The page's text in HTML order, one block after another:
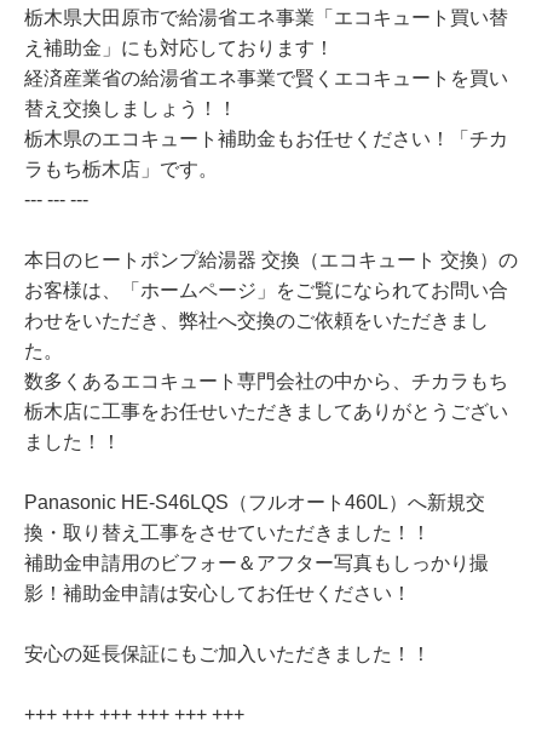
栃木県大田原市で給湯省エネ事業「エコキュート買い替
え補助金」にも対応しております！
経済産業省の給湯省エネ事業で賢くエコキュートを買い
替え交換しましょう！！
栃木県のエコキュート補助金もお任せください！「チカ
ラもち栃木店」です。
--- --- ---
本日のヒートポンプ給湯器 交換（エコキュート 交換）の
お客様は、「ホームページ」をご覧になられてお問い合
わせをいただき、弊社へ交換のご依頼をいただきまし
た。
数多くあるエコキュート専門会社の中から、チカラもち
栃木店に工事をお任せいただきましてありがとうござい
ました！！
Panasonic HE-S46LQS（フルオート460L）へ新規交
換・取り替え工事をさせていただきました！！
補助金申請用のビフォー＆アフター写真もしっかり撮
影！補助金申請は安心してお任せください！
安心の延長保証にもご加入いただきました！！
+++ +++ +++ +++ +++ +++